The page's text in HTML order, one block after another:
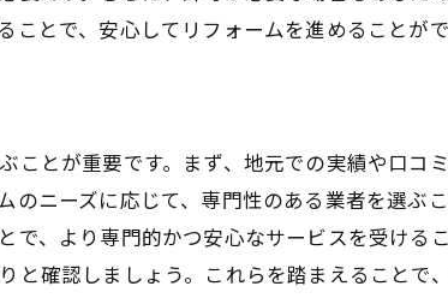
を作るテクニック
の影響
テナンスの工夫
グと注意点
ンド
とで、安心してリフォームを進めることがで
とが重要です。まず、地元での実績や口コ
ニーズに応じて、専門性のある業者を選ぶ
、より専門的かつ安心なサービスを受ける
確認しましょう。これらを踏まえることで